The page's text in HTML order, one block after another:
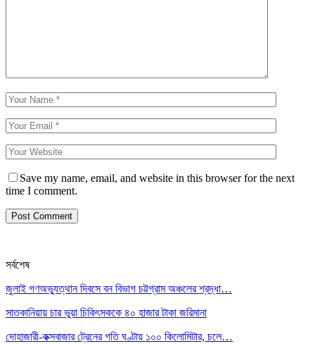
Save my name, email, and website in this browser for the next
time I comment.
সর্বশেষ
জুলাই গণঅভ্যুত্থান দিবসে বন বিভাগ চট্টগ্রাম অঞ্চলের শ্রদ্ধা…
সাতকানিয়ায় চার ভুয়া চিকিৎসককে ৪০ হাজার টাকা জরিমানা
দোহাজারী-কক্সবাজার ট্রেনের গতি ঘণ্টায় ১০০ কিলোমিটার, চলে…